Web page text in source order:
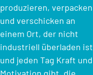
produzieren, verpacken
und verschicken an
einem Ort, der nicht
industriell überladen ist
und jeden Tag Kraft und